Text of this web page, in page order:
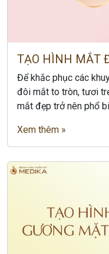
TẠO HÌNH MẮT
Để khắc phục các
đôi mắt to tròn, tươi
mắt đẹp trở nên phổ
Xem thêm »